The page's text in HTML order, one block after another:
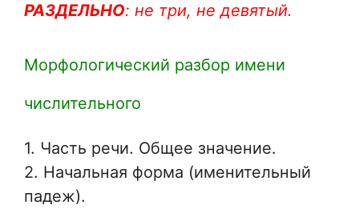
РАЗДЕЛЬНО: не три, не девятый.
Морфологический разбор имени
числительного
1. Часть речи. Общее значение.
2. Начальная форма (именительный
падеж).